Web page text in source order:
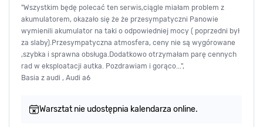
"Wszystkim będę polecać ten serwis,ciągle miałam problem z
akumulatorem, okazało się że że przesympatyczni Panowie
wymienili akumulator na taki o odpowiedniej mocy ( poprzedni był
za slaby).Przesympatyczna atmosfera, ceny nie są wygórowane
,szybka i sprawna obsługa.Dodatkowo otrzymałam parę cennych
rad w eksploatacji autka. Pozdrawiam i gorąco...",
Basia z audi , Audi a6
Warsztat nie udostępnia kalendarza online.